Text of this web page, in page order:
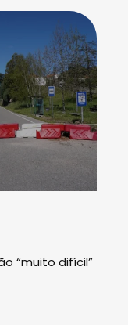
“muito difícil”